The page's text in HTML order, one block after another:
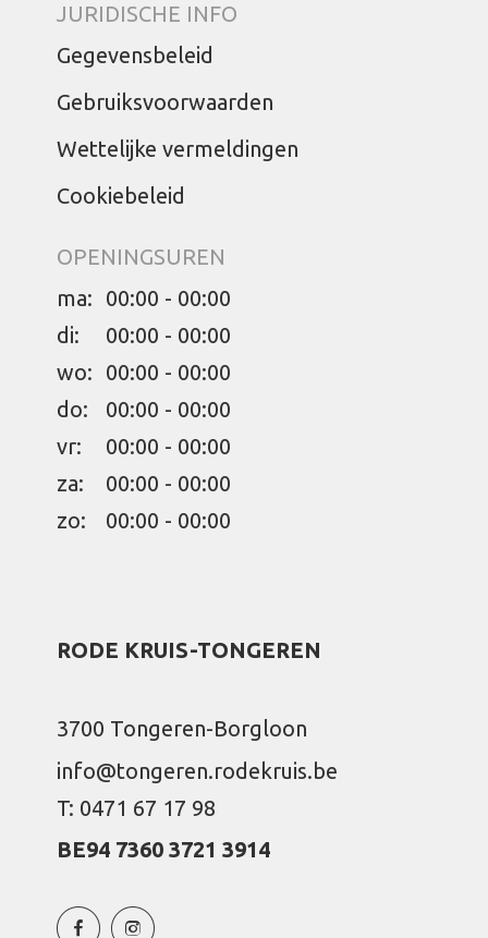
JURIDISCHE INFO
Gegevensbeleid
Gebruiksvoorwaarden
Wettelijke vermeldingen
Cookiebeleid
OPENINGSUREN
ma:
00:00 - 00:00
di:
00:00 - 00:00
wo:
00:00 - 00:00
do:
00:00 - 00:00
vr:
00:00 - 00:00
za:
00:00 - 00:00
zo:
00:00 - 00:00
RODE KRUIS-TONGEREN
3700 Tongeren-Borgloon
info@tongeren.rodekruis.be
T: 0471 67 17 98
BE94 7360 3721 3914